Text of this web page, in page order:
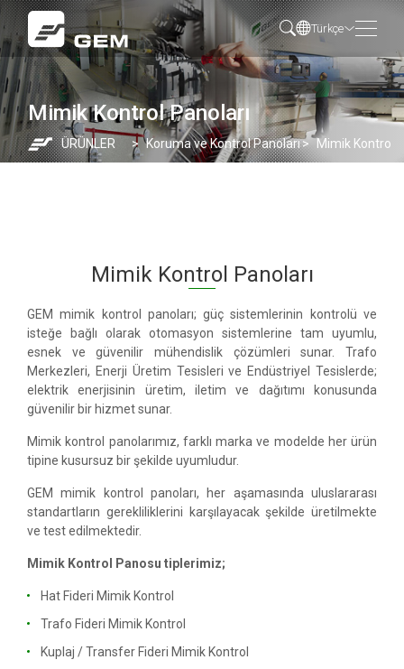
Türkçe
Mimik Kontrol Panoları
ÜRÜNLER Koruma ve Kontrol Panoları Mimik Kontrol
Mimik Kontrol Panoları
GEM mimik kontrol panoları; güç sistemlerinin kontrolü ve
isteğe bağlı olarak otomasyon sistemlerine tam uyumlu,
esnek ve güvenilir mühendislik çözümleri sunar. Trafo
Merkezleri, Enerji Üretim Tesisleri ve Endüstriyel Tesislerde;
elektrik enerjisinin üretim, iletim ve dağıtımı konusunda
güvenilir bir hizmet sunar.
Mimik kontrol panolarımız, farklı marka ve modelde her ürün
tipine kusursuz bir şekilde uyumludur.
GEM mimik kontrol panoları, her aşamasında uluslararası
standartların gerekliliklerini karşılayacak şekilde üretilmekte
ve test edilmektedir.
Mimik Kontrol Panosu tiplerimiz;
Hat Fideri Mimik Kontrol
Trafo Fideri Mimik Kontrol
Kuplaj / Transfer Fideri Mimik Kontrol